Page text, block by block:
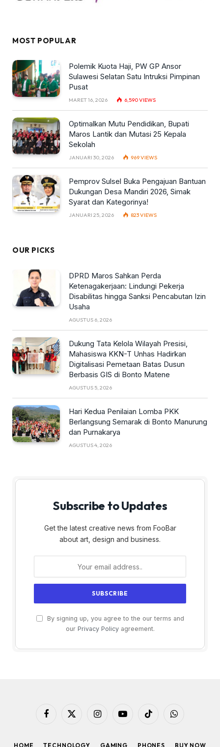
MOST POPULAR
Polemik Kuota Haji, PW GP Ansor
Sulawesi Selatan Satu Intruksi Pimpinan
Pusat
MARET 16, 2026 6,590VIEWS
Optimalkan Mutu Pendidikan, Bupati
Maros Lantik dan Mutasi 25 Kepala
Sekolah
JANUARI 30, 2026 969VIEWS
Pemprov Sulsel Buka Pengajuan Bantuan
Dukungan Desa Mandiri 2026, Simak
Syarat dan Kategorinya!
JANUARI 25, 2026 823VIEWS
OUR PICKS
DPRD Maros Sahkan Perda
Ketenagakerjaan: Lindungi Pekerja
Disabilitas hingga Sanksi Pencabutan Izin
Usaha
AGUSTUS 6, 2026
Dukung Tata Kelola Wilayah Presisi,
Mahasiswa KKN-T Unhas Hadirkan
Digitalisasi Pemetaan Batas Dusun
Berbasis GIS di Bonto Matene
AGUSTUS 5, 2026
Hari Kedua Penilaian Lomba PKK
Berlangsung Semarak di Bonto Manurung
dan Purnakarya
AGUSTUS 4, 2026
Subscribe to Updates
Get the latest creative news from FooBar
about art, design and business.
By signing up, you agree to the our terms and
our Privacy Policyagreement.
Facebook
X
InstagramYouTubeTikTok WhatsApp
HOME TECHNOLOGY GAMING PHONES BUY NOW